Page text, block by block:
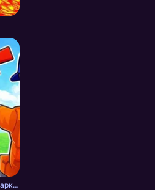
Обби - Побег из тюрьмы Барри паркур